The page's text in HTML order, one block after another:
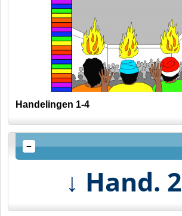
Handelingen 1-4
↓ Hand. 2